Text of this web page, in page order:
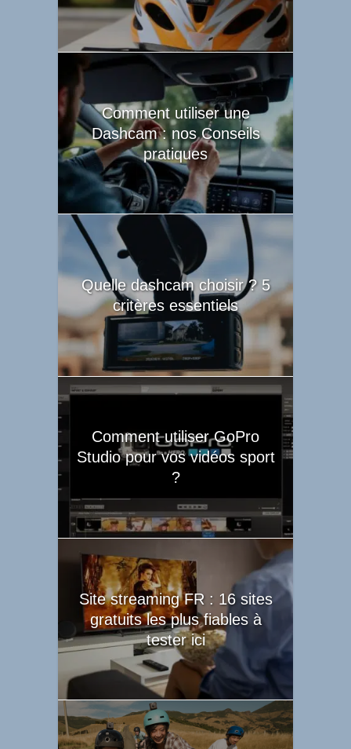
Comment utiliser une
Dashcam : nos Conseils
pratiques
Quelle dashcam choisir ? 5
critères essentiels
Comment utiliser GoPro
Studio pour vos vidéos sport
?
Site streaming FR : 16 sites
gratuits les plus fiables à
tester ici